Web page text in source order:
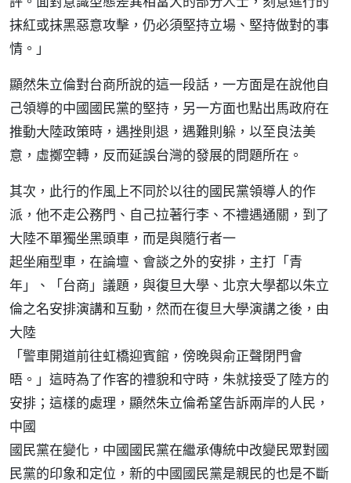
抹紅或抹黑惡意攻擊，仍必須堅持立場、堅持做對的事
情。」
顯然朱立倫對台商所說的這一段話，一方面是在說他自
己領導的中國國民黨的堅持，另一方面也點出馬政府在
推動大陸政策時，遇挫則退，遇難則躲，以至良法美
意，虛擲空轉，反而延誤台灣的發展的問題所在。
其次，此行的作風上不同於以往的國民黨領導人的作
派，他不走公務門、自己拉著行李、不禮遇通關，到了
大陸不單獨坐黑頭車，而是與隨行者一
起坐廂型車，在論壇、會談之外的安排，主打「青
年」、「台商」議題，與復旦大學、北京大學都以朱立
倫之名安排演講和互動，然而在復旦大學演講之後，由
大陸
「警車開道前往虹橋迎賓館，傍晚與俞正聲閉門會
晤。」這時為了作客的禮貌和守時，朱就接受了陸方的
安排；這樣的處理，顯然朱立倫希望告訴兩岸的人民，
中國
國民黨在變化，中國國民黨在繼承傳統中改變民眾對國
民黨的印象和定位，新的中國國民黨是親民的也是不斷